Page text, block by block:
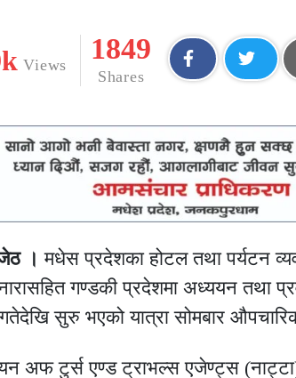
Views
1849
Shares
। मधेस प्रदेशका होटल तथा पर्यटन
गण्डकी प्रदेशमा अध्ययन तथा
सुरु भएको यात्रा सोमबार
अफ टुर्स एण्ड ट्राभल्स एजेण्ट्स